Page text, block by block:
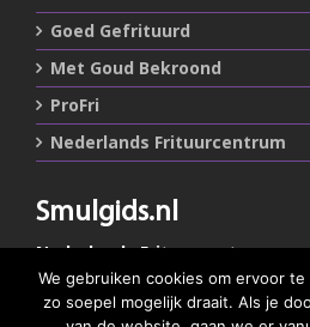
Goed Gefrituurd
Met Goud Bekroond
ProFri
Nederlands Frituurcentrum
Smulgids.nl
Nederlands Frituurcentrum
Blaarthemseweg 72
5502 JW Veldhoven
We gebruiken cookies om ervoor
zo soepel mogelijk draait. Als je